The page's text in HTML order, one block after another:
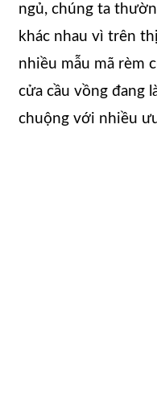
ngủ, chúng ta
khác nhau vì trên
nhiều mẫu mã rèm
cửa cầu vồng đang
chuộng với nhiều